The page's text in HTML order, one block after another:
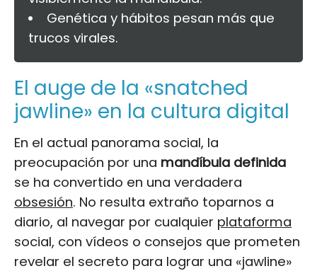
Genética y hábitos pesan más que
trucos virales.
El auge de la «snatched
jawline» en la cultura digital
En el actual panorama social, la
preocupación por una mandíbula definida
se ha convertido en una verdadera
obsesión. No resulta extraño toparnos a
diario, al navegar por cualquier plataforma
social, con vídeos o consejos que prometen
revelar el secreto para lograr una «jawline»